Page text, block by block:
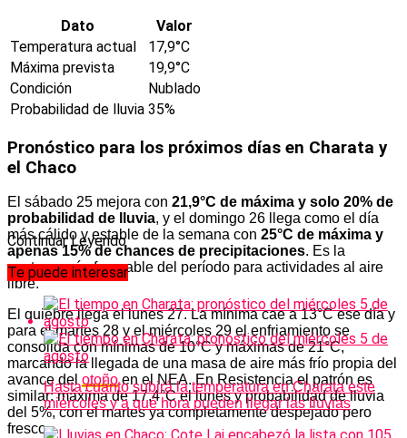
Dato
Valor
Temperatura actual
17,9°C
Máxima prevista
19,9°C
Condición
Nublado
Probabilidad de lluvia 35%
Pronóstico para los próximos días en Charata y
el Chaco
El sábado 25 mejora con 21,9°C de máxima y solo 20% de
probabilidad de lluvia, y el domingo 26 llega como el día
más cálido y estable de la semana con 25°C de máxima y
apenas 15% de chances de precipitaciones. Es la
ventana más favorable del período para actividades al aire
libre.
El quiebre llega el lunes 27. La mínima cae a 13°C ese día y
para el martes 28 y el miércoles 29 el enfriamiento se
consolida con mínimas de 10°C y máximas de 21°C,
marcando la llegada de una masa de aire más frío propia del
avance delotoñoen el NEA. En Resistencia el patrón es
similar: máxima de 17,4°C el lunes y probabilidad de lluvia
del 5%, con el martes ya completamente despejado pero
fresco.
Continuar Leyendo
Te puede interesar
Hasta cuánto subirá la temperatura en Charata este
miércoles y a qué hora pueden llegar las lluvias